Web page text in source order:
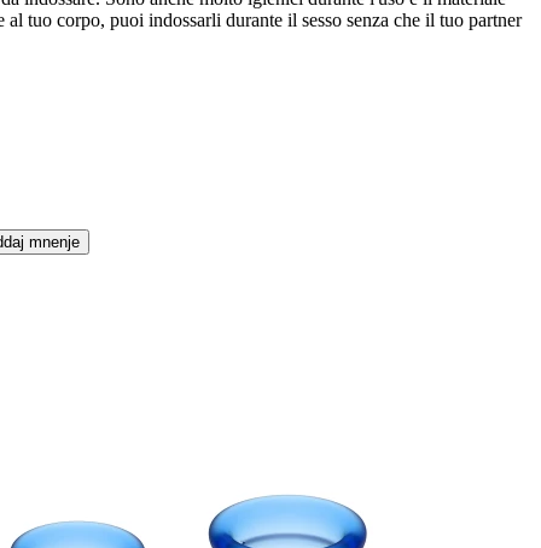
tuo corpo, puoi indossarli durante il sesso senza che il tuo partner
mnenje